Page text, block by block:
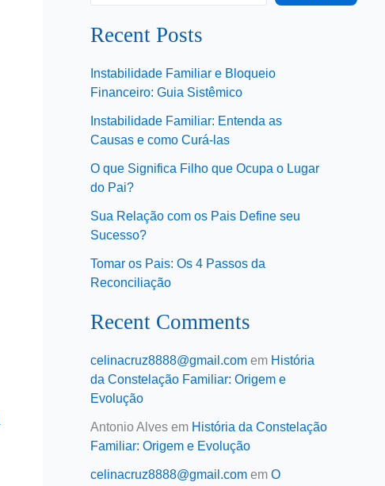
Recent Posts
Instabilidade Familiar e Bloqueio
Financeiro: Guia Sistêmico
Instabilidade Familiar: Entenda as
Causas e como Curá-las
O que Significa Filho que Ocupa o Lugar
do Pai?
Sua Relação com os Pais Define seu
Sucesso?
Tomar os Pais: Os 4 Passos da
Reconciliação
Recent Comments
celinacruz8888@gmail.com em História
da Constelação Familiar: Origem e
Evolução
Antonio Alves em História da Constelação
Familiar: Origem e Evolução
celinacruz8888@gmail.com em O